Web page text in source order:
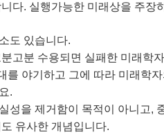
다. 실행가능한 미래상을 주장
도 있습니다.
고분 수용되면 실패한 미래학
를 야기하고 그에 따라 미래학
.
성을 제거함이 목적이 아니고,
유사한 개념입니다.